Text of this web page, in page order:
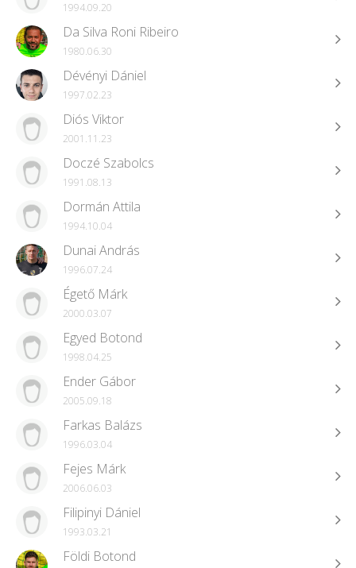
1994.09.20
Da Silva Roni Ribeiro
1980.06.30
Dévényi Dániel
1997.02.23
Diós Viktor
2001.11.23
Doczé Szabolcs
1991.08.13
Dormán Attila
1994.10.04
Dunai András
1996.07.24
Égető Márk
2000.03.07
Egyed Botond
1998.04.25
Ender Gábor
2005.09.18
Farkas Balázs
1996.03.04
Fejes Márk
2006.06.03
Filipinyi Dániel
1993.03.21
Földi Botond